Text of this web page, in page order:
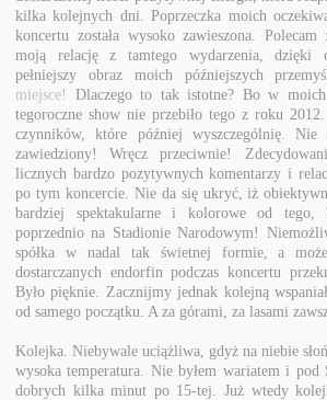
kilka kolejnych dni. Poprzeczka moich
koncertu została wysoko zawieszona.
moją relację z tamtego wydarzenia, dzięki
pełniejszy obraz moich późniejszych
miejsce!
Dlaczego to tak istotne? Bo w moich
tegoroczne show nie przebiło tego z roku
czynników, które później wyszczególnię. Nie
zawiedziony! Wręcz przeciwnie!
licznych bardzo pozytywnych komentarzy i
po tym koncercie. Nie da się ukryć, iż
bardziej spektakularne i kolorowe od tego,
poprzednio na Stadionie Narodowym!
spółka w nadal tak świetnej formie, a
dostarczanych endorfin podczas koncertu
Było pięknie. Zacznijmy jednak kolejną
od samego początku. A za górami, za lasami
Kolejka. Niebywale uciążliwa, gdyż na niebie
wysoka temperatura. Nie byłem wariatem i pod
dobrych kilka minut po 15-tej. Już wtedy